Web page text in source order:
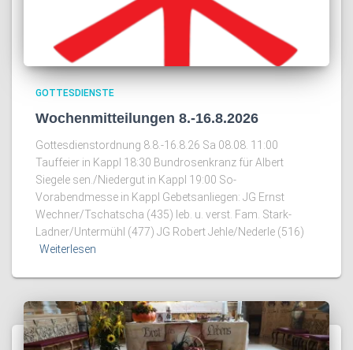
GOTTESDIENSTE
Wochenmitteilungen 8.-16.8.2026
Gottesdienstordnung 8.8.-16.8.26 Sa 08.08. 11:00
Tauffeier in Kappl 18:30 Bundrosenkranz für Albert
Siegele sen./Niedergut in Kappl 19:00 So-
Vorabendmesse in Kappl Gebetsanliegen: JG Ernst
Wechner/Tschatscha (435) leb. u. verst. Fam. Stark-
Ladner/Untermühl (477) JG Robert Jehle/Nederle (516)
Weiterlesen